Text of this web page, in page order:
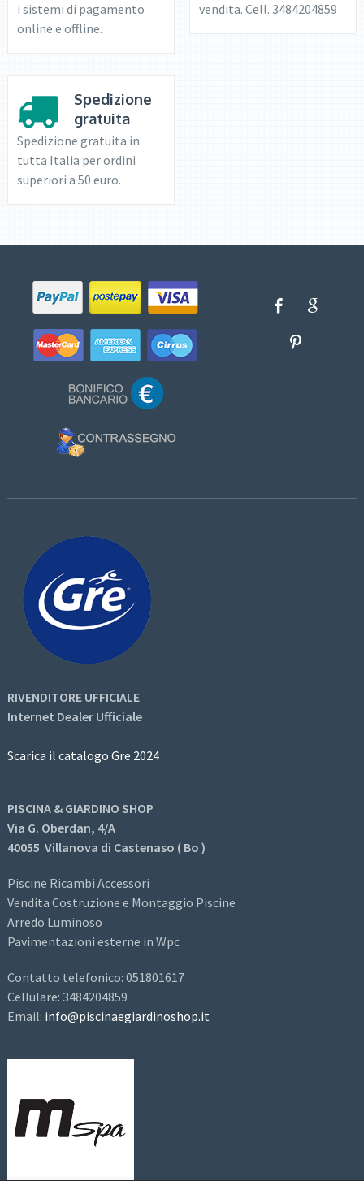
i sistemi di pagamento
online e offline.
vendita. Cell. 3484204859
Spedizione
gratuita
Spedizione gratuita in
tutta Italia per ordini
superiori a 50 euro.
RIVENDITORE UFFICIALE
Internet Dealer Ufficiale
Scarica il catalogo Gre 2024
PISCINA & GIARDINO SHOP
Via G. Oberdan, 4/A
40055 Villanova di Castenaso ( Bo )
Piscine Ricambi Accessori
Vendita Costruzione e Montaggio Piscine
Arredo Luminoso
Pavimentazioni esterne in Wpc
Contatto telefonico: 051801617
Cellulare: 3484204859
Email: info@piscinaegiardinoshop.it